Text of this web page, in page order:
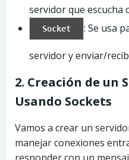
servidor que escucha
Socket : Se usa
servidor y enviar/
2. Creación de un
Usando Sockets
Vamos a crear un
manejar conexiones